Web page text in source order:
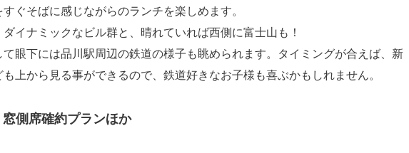
ぐそばに感じながらのランチを楽しめます。
イナミックなビル群と、晴れていれば西側に富士山も！
眼下には品川駅周辺の鉄道の様子も眺められます。タイミングが合えば、新
上から見る事ができるので、鉄道好きなお子様も喜ぶかもしれません。
側席確約プランほか